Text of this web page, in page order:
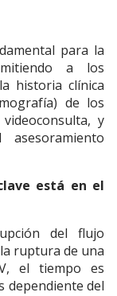
para la
a los
historia clínica
de los
y
está en el
del flujo
ruptura de una
el tiempo es
dependiente del